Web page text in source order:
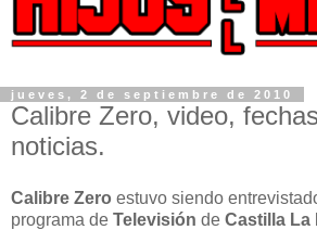
jueves, 2 de septiembre de 2010
Calibre Zero, video,
noticias.
Calibre Zero estuvo siendo
programa de Televisión de Castilla La